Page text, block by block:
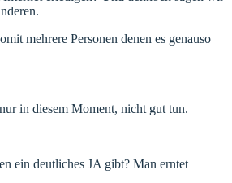
mehrere Personen denen es genauso
in diesem Moment, nicht gut tun.
ein deutliches JA gibt? Man erntet